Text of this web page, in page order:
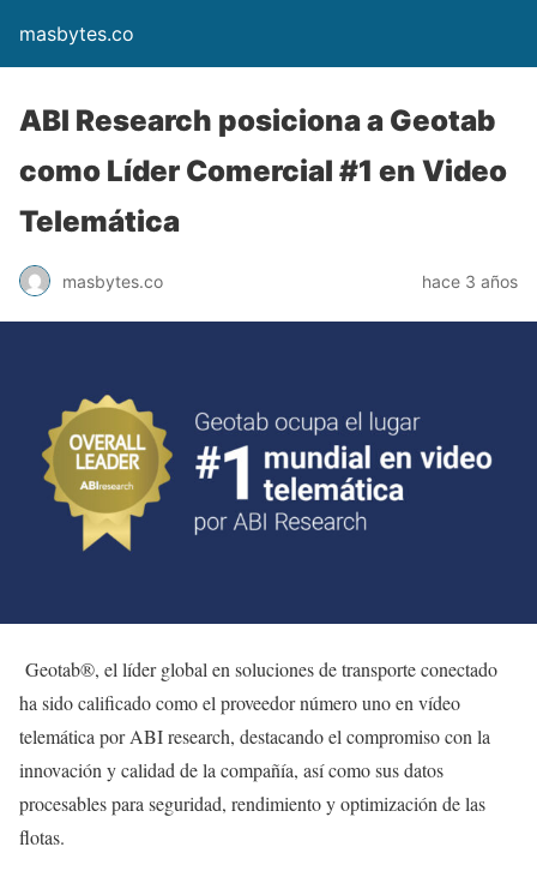
masbytes.co
ABI Research posiciona a Geotab
como Líder Comercial #1 en Video
Telemática
masbytes.co hace 3 años
Geotab®, el líder global en soluciones de transporte conectado
ha sido calificado como el proveedor número uno en vídeo
telemática por ABI research, destacando el compromiso con la
innovación y calidad de la compañía, así como sus datos
procesables para seguridad, rendimiento y optimización de las
flotas.